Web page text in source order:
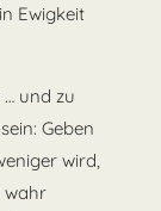
Ewigkeit
und zu
Geben
wird,
wahr